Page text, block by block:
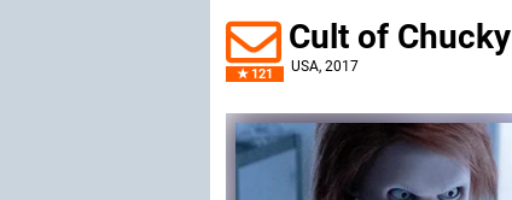
121
Cult of Chucky
USA, 2017